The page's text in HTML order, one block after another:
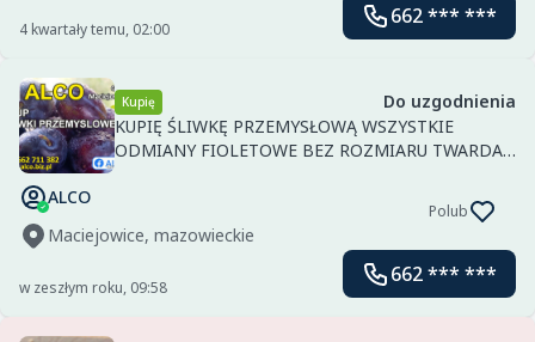
4 kwartały temu, 02:00
662 *** ***
Kupię
Do uzgodnienia
KUPIĘ ŚLIWKĘ PRZEMYSŁOWĄ WSZYSTKIE
ODMIANY FIOLETOWE BEZ ROZMIARU TWARDA
ALCO
Maciejowice, mazowieckie
Polub
w zeszłym roku, 09:58
662 *** ***